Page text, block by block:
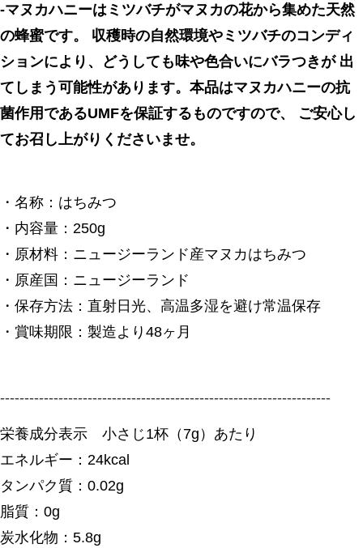
-マヌカハニーはミツバチがマヌカの花から集めた天然
の蜂蜜です。 収穫時の自然環境やミツバチのコンディ
ションにより、どうしても味や色合いにバラつきが 出
てしまう可能性があります。本品はマヌカハニーの抗
菌作用であるUMFを保証するものですので、 ご安心し
てお召し上がりくださいませ。
・名称：はちみつ
・内容量：250g
・原材料：ニュージーランド産マヌカはちみつ
・原産国：ニュージーランド
・保存方法：直射日光、高温多湿を避け常温保存
・賞味期限：製造より48ヶ月
--------------------------------------------------------------------
栄養成分表示 小さじ1杯（7g）あたり
エネルギー：24kcal
タンパク質：0.02g
脂質：0g
炭水化物：5.8g